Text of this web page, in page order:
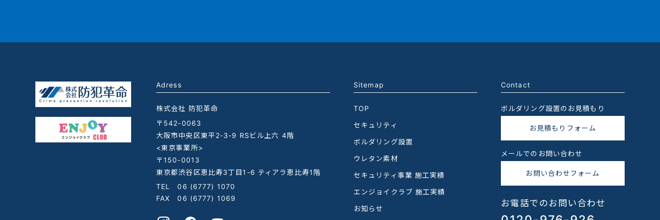
Adress
株式会社 防犯革命
〒542-0063
大阪市中央区東平2-3-9 RSビル上六 4階
<東京事業所>
〒150-0013
東京都渋谷区恵比寿3丁目1-6 ティアラ恵比寿1階
TEL06 (6777) 1070
FAX 06 (6777) 1069
Sitemap
TOP
セキュリティ
ボルダリング設置
ウレタン素材
セキュリティ事業 施工実績
エンジョイクラブ 施工実績
お知らせ
Contact
ボルダリング設置のお見積もり
お見積もりフォーム
メールでのお問い合わせ
お問い合わせフォーム
お電話でのお問い合わせ